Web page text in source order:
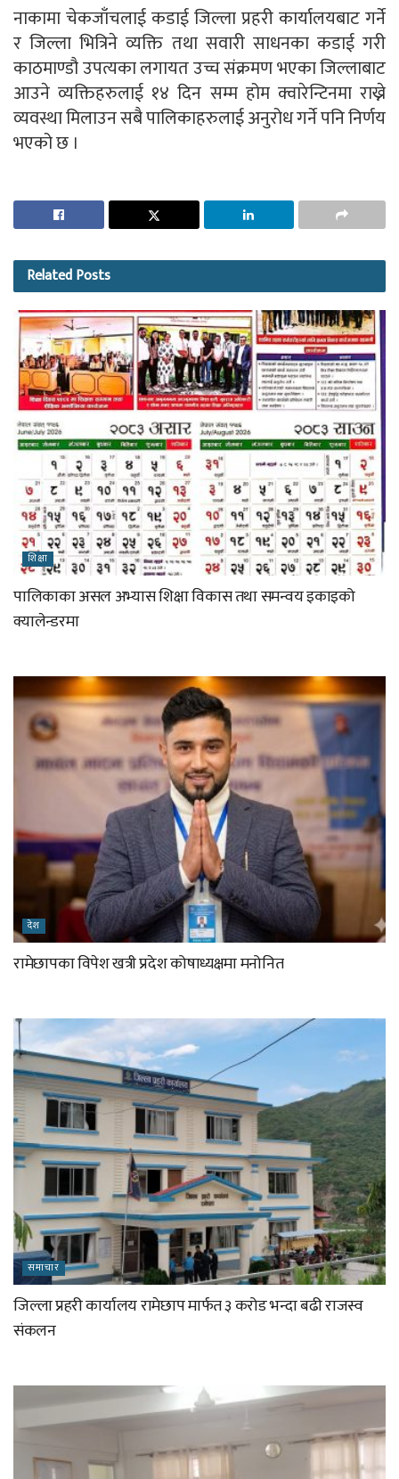
नाकामा चेकजाँचलाई कडाई जिल्ला प्रहरी कार्यालयबाट गर्ने
र जिल्ला भित्रिने व्यक्ति तथा सवारी साधनका कडाई गरी
काठमाण्डौ उपत्यका लगायत उच्च संक्रमण भएका जिल्लाबाट
आउने व्यक्तिहरुलाई १४ दिन सम्म होम क्वारेन्टिनमा राख्ने
व्यवस्था मिलाउन सबै पालिकाहरुलाई अनुरोध गर्ने पनि निर्णय
भएको छ ।
RelatedPosts
शिक्षा
पालिकाका असल अभ्यास शिक्षा विकास तथा समन्वय इकाइको
क्यालेन्डरमा
देश
रामेछापका विपेश खत्री प्रदेश कोषाध्यक्षमा मनोनित
समाचार
जिल्ला प्रहरी कार्यालय रामेछाप मार्फत ३ करोड भन्दा बढी राजस्व
संकलन